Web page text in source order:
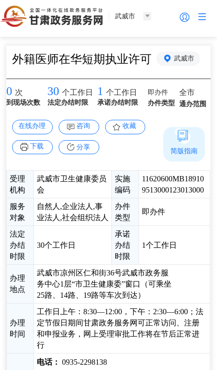
武威市
外籍医师在华短期执业许可 武威市
0 次
到现场次数
30 个工作日
法定办结时限
1 个工作日
承诺办结时限
即办件
办件类型
全市
通办范围
在线办理 咨询 收藏
下载 分享
受理
机构
武威市卫生健康委员
会
实施
编码
11620600MB18910
9513000123013000
服务
对象
自然人,企业法人,事
业法人,社会组织法人
办件
类型
即办件
法定
办结
时限
30个工作日
承诺
办结
时限
1个工作日
办理
地点
武威市凉州区仁和街36号武威市政务服
务中心1层“市卫生健康委”窗口（可乘坐
25路、14路、19路等车次到达）
办理
时间
工作日上午：8:30—12:00，下午：2:30—6:00；法
定节假日期间甘肃政务服务网可正常访问、注册
和申报业务，网上受理审批工作将在节后正常进
行
电话： 0935-2298138
简版指南